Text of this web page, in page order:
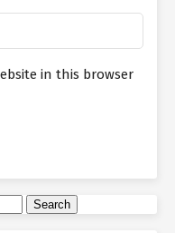
kencang, kakiku
lagi aku meneteskan air
sangat lembut dan
kami.
yang Tuhan rencanakan.
in this browser